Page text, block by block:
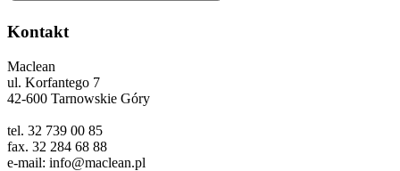
Kontakt
Maclean
ul. Korfantego 7
42-600 Tarnowskie Góry
tel. 32 739 00 85
fax. 32 284 68 88
e-mail: info@maclean.pl